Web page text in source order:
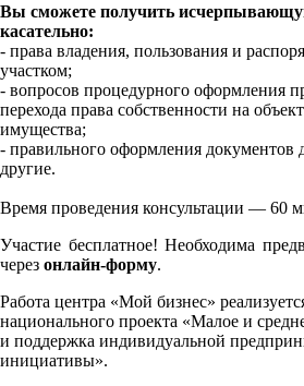
Вы сможете получить
касательно:
- права владения, пользования и
участком;
- вопросов процедурного оформления
перехода права собственности на
имущества;
- правильного оформления документов
другие.
Время проведения консультации — 60
Участие бесплатное! Необходима
через онлайн-форму.
Работа центра «Мой бизнес»
национального проекта «Малое и
и поддержка индивидуальной
инициативы».